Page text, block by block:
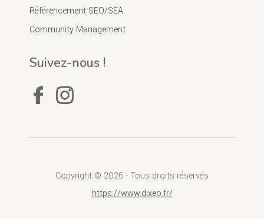
Référencement SEO/SEA
Community Management
Suivez-nous !
Copyright © 2026 - Tous droits réservés
https://www.dixeo.fr/